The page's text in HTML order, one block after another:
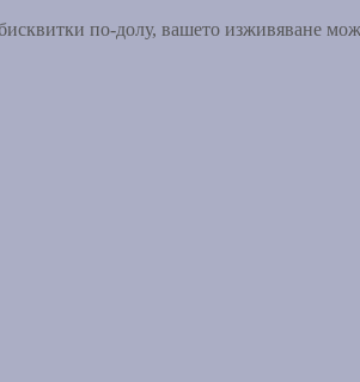
по-долу, вашето изживяване